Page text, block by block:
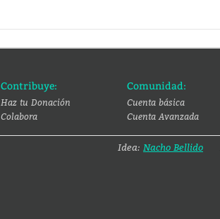
Contribuye:
Haz tu Donación
Colabora
Comunidad:
Cuenta básica
Cuenta Avanzada
Idea: Nacho Bellido